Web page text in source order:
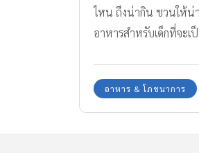
ไหน ถึงน่ากิน ชวนให้น่
อาหารสำหรับเด็กที่จะ
อาหาร & โภชนาการ